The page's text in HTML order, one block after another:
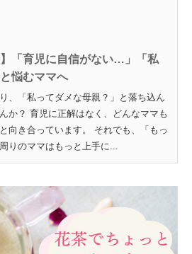
】「育児に自信がない…」「私
悩むママへ
、「私ってダメな母親？」と落ち込ん
か？ 育児に正解はなく、どんなママも
向き合っています。 それでも、「もっ
りのママはもっと上手に...